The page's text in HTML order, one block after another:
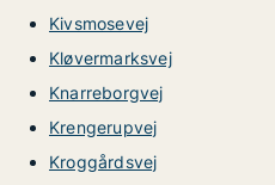
Kivsmosevej
Kløvermarksvej
Knarreborgvej
Krengerupvej
Kroggårdsvej